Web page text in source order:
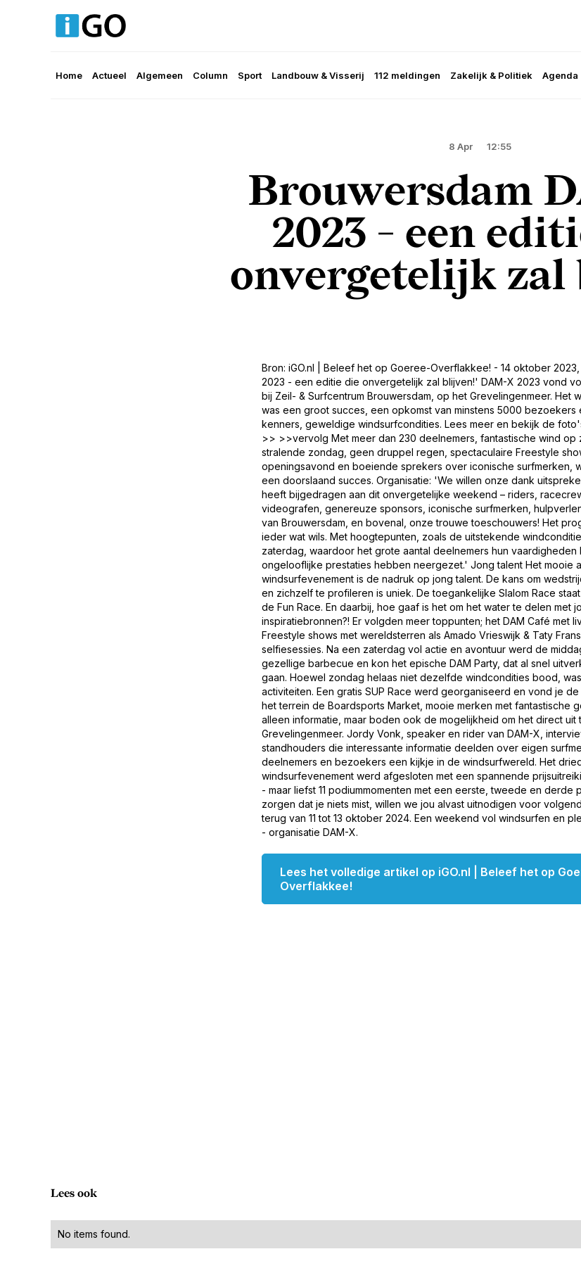
Home Actueel Algemeen Column Sport Landbouw & Visserij 112 meldingen Zakelijk & Politiek Agenda
8 Apr 12:55
Brouwersdam
2023 - een
onvergetelijk
Bron: iGO.nl | Beleef het op Goeree-Overflakkee! - 14 oktober
2023 - een editie die onvergetelijk zal blijven!' DAM-X 2023 vond
bij Zeil- & Surfcentrum Brouwersdam, op het Grevelingenmeer. Het
was een groot succes, een opkomst van minstens 5000 bezoekers
kenners, geweldige windsurfcondities. Lees meer en bekijk de
>> >>vervolg Met meer dan 230 deelnemers, fantastische wind op
stralende zondag, geen druppel regen, spectaculaire Freestyle
openingsavond en boeiende sprekers over iconische surfmerken,
een doorslaand succes. Organisatie: 'We willen onze dank
heeft bijgedragen aan dit onvergetelijke weekend – riders,
videografen, genereuze sponsors, iconische surfmerken,
van Brouwersdam, en bovenal, onze trouwe toeschouwers! Het
ieder wat wils. Met hoogtepunten, zoals de uitstekende
zaterdag, waardoor het grote aantal deelnemers hun vaardigheden
ongelooflijke prestaties hebben neergezet.' Jong talent Het mooie
windsurfevenement is de nadruk op jong talent. De kans om
en zichzelf te profileren is uniek. De toegankelijke Slalom Race
de Fun Race. En daarbij, hoe gaaf is het om het water te delen met
inspiratiebronnen?! Er volgden meer toppunten; het DAM Café met
Freestyle shows met wereldsterren als Amado Vrieswijk & Taty
selfiesessies. Na een zaterdag vol actie en avontuur werd de
gezellige barbecue en kon het epische DAM Party, dat al snel
gaan. Hoewel zondag helaas niet dezelfde windcondities bood,
activiteiten. Een gratis SUP Race werd georganiseerd en vond je
het terrein de Boardsports Market, mooie merken met fantastische
alleen informatie, maar boden ook de mogelijkheid om het direct
Grevelingenmeer. Jordy Vonk, speaker en rider van DAM-X,
standhouders die interessante informatie deelden over eigen
deelnemers en bezoekers een kijkje in de windsurfwereld. Het
windsurfevenement werd afgesloten met een spannende
- maar liefst 11 podiummomenten met een eerste, tweede en derde
zorgen dat je niets mist, willen we jou alvast uitnodigen voor
terug van 11 tot 13 oktober 2024. Een weekend vol windsurfen en
- organisatie DAM-X.
Lees het volledige artikel op iGO.nl | Beleef het op
Overflakkee!
Lees ook
No items found.